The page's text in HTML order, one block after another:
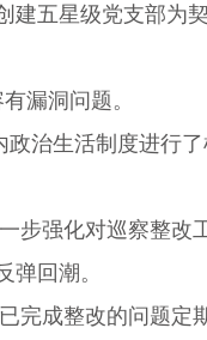
建五星级党支部为
漏洞问题。
生活制度进行了
强化对巡察整改
弹回潮。
成整改的问题定期